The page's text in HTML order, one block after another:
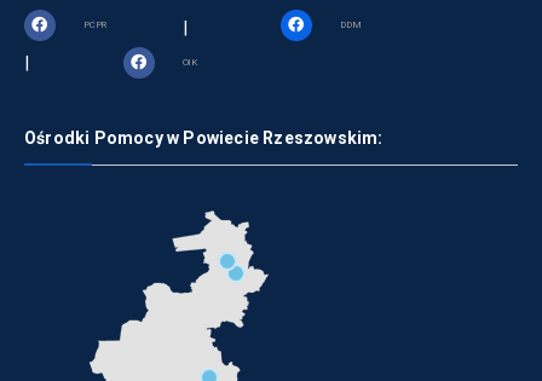
PCPR | DDM
| OIK
Ośrodki Pomocy w Powiecie Rzeszowskim: